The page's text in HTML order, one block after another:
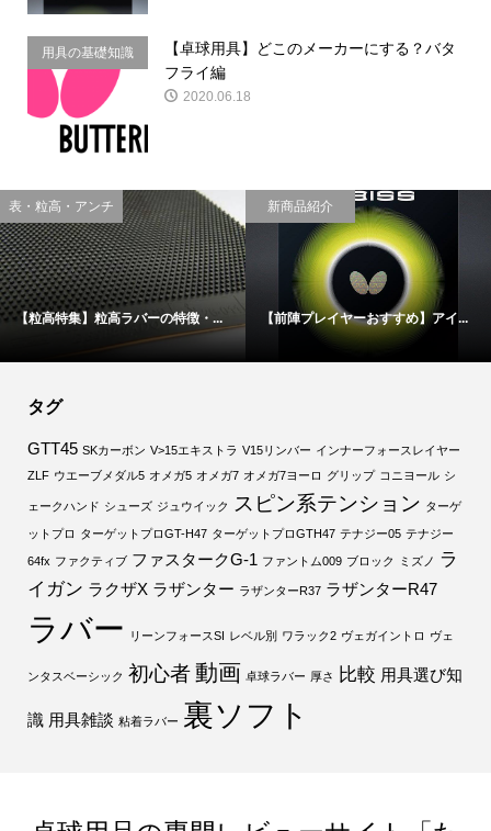
用具の基礎知識
【卓球用具】どこのメーカーにする？バタ
フライ編
2020.06.18
表・粒高・アンチ
【粒高特集】粒高ラバーの特徴・...
新商品紹介
【前陣プレイヤーおすすめ】アイ...
タグ
GTT45 SKカーボン V>15エキストラ V15リンバー インナーフォースレイヤー
ZLF ウエーブメダル5 オメガ5 オメガ7 オメガ7ヨーロ グリップ コニヨール シ
ェークハンド シューズ ジュウイック スピン系テンション ターゲ
ットプロ ターゲットプロGT-H47 ターゲットプロGTH47 テナジー05 テナジー
64fx ファクティブ ファスタークG-1 ファントム009 ブロック ミズノ ラ
イガン ラクザX ラザンター ラザンターR37 ラザンターR47
ラバー リーンフォースSI レベル別 ワラック2 ヴェガイントロ ヴェ
ンタスベーシック 初心者動画 卓球ラバー 厚さ 比較 用具選び知
識 用具雑談 粘着ラバー 裏ソフト